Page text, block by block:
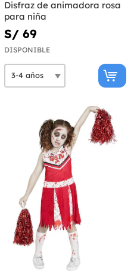
Disfraz de animadora rosa
para niña
S/ 69
DISPONIBLE